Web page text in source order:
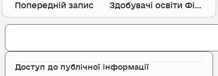
Попередній запис Здобувачі освіти Фінансово-правового коледжу ознайомилися з роботою експертів НДЕКЦ МВС
Search
Доступ до публічної інформації